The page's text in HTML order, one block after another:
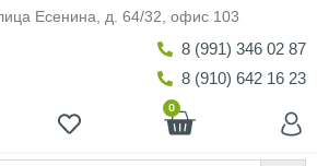
Есенина, д. 64/32, офис 103
8 (991) 346 02 87
8 (910) 642 16 23
0